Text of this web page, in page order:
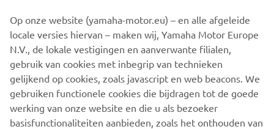
OFFICIËLE WEBSITE VAN XO
Op onze website (yamaha-motor.eu) – en alle afgeleide
locale versies hiervan – maken wij, Yamaha Motor Europe
N.V., de lokale vestigingen en aanverwante filialen,
gebruik van cookies met inbegrip van technieken
gelijkend op cookies, zoals javascript en web beacons. We
gebruiken functionele cookies die bijdragen tot de goede
werking van onze website en die u als bezoeker
basisfunctionaliteiten aanbieden, zoals het onthouden van